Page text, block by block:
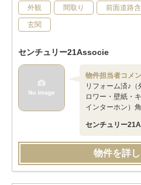
外観 間取り 前面道路
玄関
センチュリー21Associe
物件担当者コメ
リフォーム済♪
ロワー・壁紙・
インターホン）
センチュリー
物件を詳